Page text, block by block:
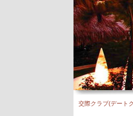
交際クラブ(デート